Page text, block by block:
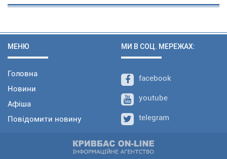
МЕНЮ
Головна
Новини
Афіша
Повідомити новину
МИ В СОЦ. МЕРЕЖАХ:
facebook
youtube
telegram